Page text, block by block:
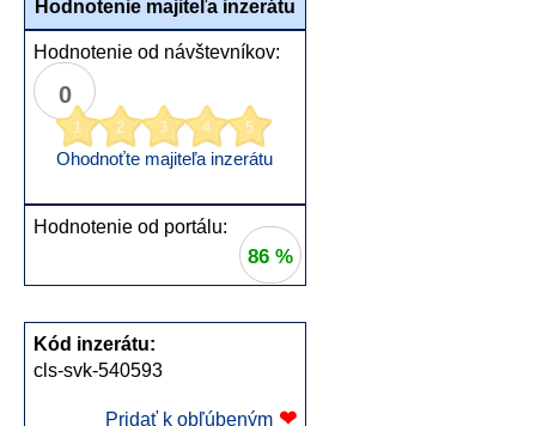
Hodnotenie majiteľa inzerátu
Hodnotenie od návštevníkov:
0
1 2 3 4 5
Ohodnoťte majiteľa inzerátu
Hodnotenie od portálu:
86 %
Kód inzerátu:
cls-svk-540593
Pridať k obľúbeným ❤